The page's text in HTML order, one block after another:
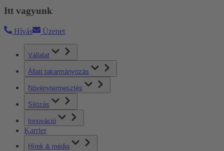
Itt vagyunk
Hívás Üzenet
Vállalat
Állati takarmányozás
Növénytermesztés
Silózás
Innováció
Karrier
Hírek & média